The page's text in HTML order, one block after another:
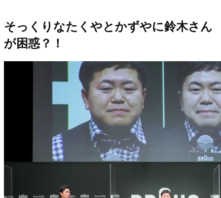
そっくりなたくやとかずやに鈴木さん
が困惑？！